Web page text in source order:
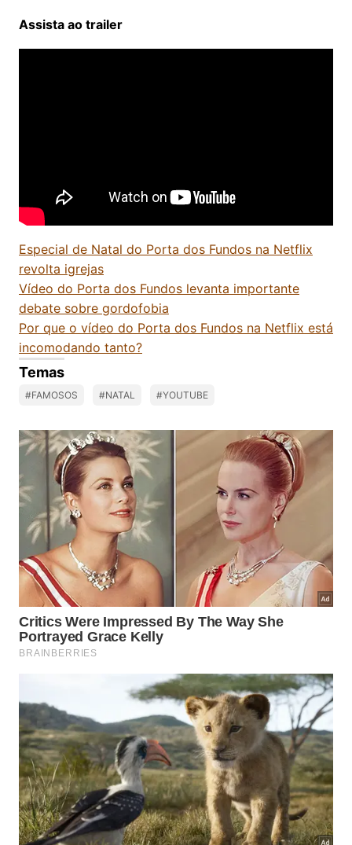
Assista ao trailer
Especial de Natal do Porta dos Fundos na Netflix
revolta igrejas
Vídeo do Porta dos Fundos levanta importante
debate sobre gordofobia
Por que o vídeo do Porta dos Fundos na Netflix está
incomodando tanto?
Temas
#FAMOSOS #NATAL #YOUTUBE